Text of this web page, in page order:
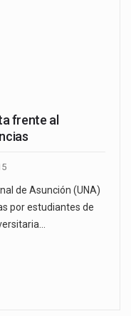
frente al
de Asunción (UNA)
por estudiantes de